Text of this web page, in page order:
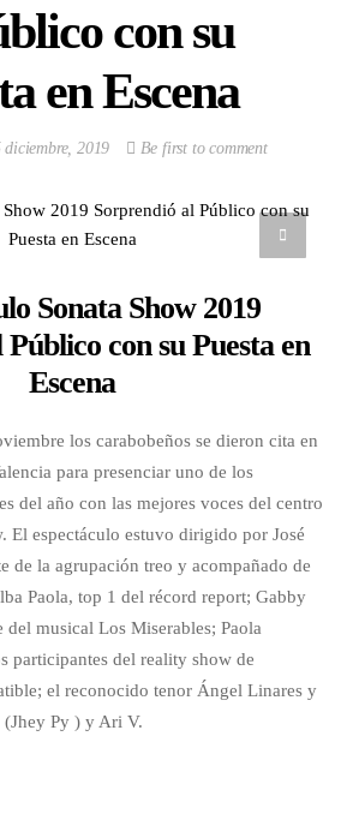
con su
en Escena
diciembre, 2019 Be first to comment
Sonata Show 2019
con su Puesta en
Escena
los carabobeños se dieron cita en
para presenciar uno de los
del año con las mejores voces del centro
El espectáculo estuvo dirigido por José
de la agrupación treo y acompañado de
Paola, top 1 del récord report; Gabby
del musical Los Miserables; Paola
participantes del reality show de
el reconocido tenor Ángel Linares y
Py ) y Ari V.